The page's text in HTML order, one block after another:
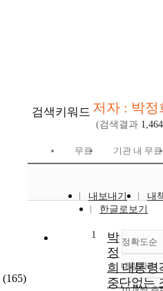
(165)
검색키워드 저자 : 박정
(검색결과 1,464
무료 기관 내 무료
내보내기
내
한글로보기
정확도순
정
순
내림차순
1
박
정
희 대통령
중단없는